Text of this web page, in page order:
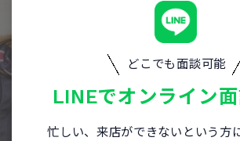
どこでも面談可能
LINEでオンライン
忙しい、来店ができないという方